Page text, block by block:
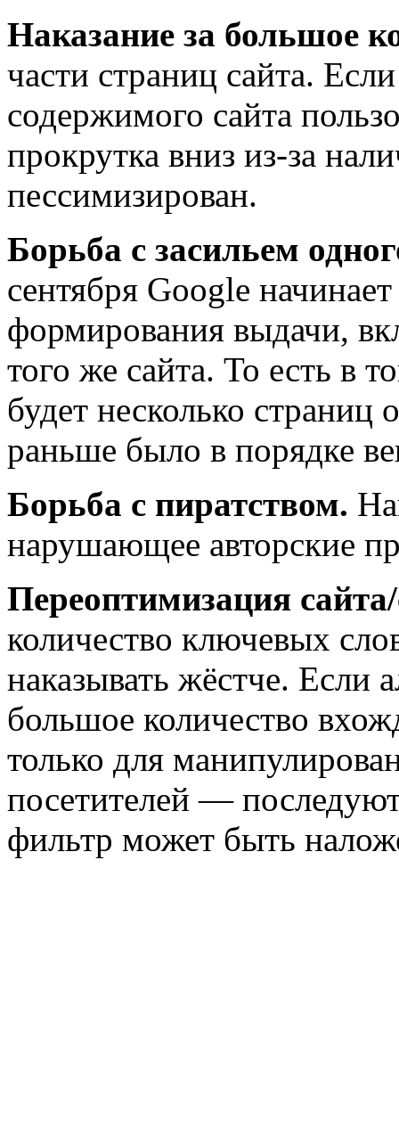
Наказание за большое
части страниц сайта.
содержимого сайта
прокрутка вниз из-за
пессимизирован.
Борьба с засильем
сентября Google
формирования выдачи,
того же сайта. То есть в
будет несколько страниц
раньше было в порядке
Борьба с пиратством.
нарушающее авторские
Переоптимизация
количество ключевых
наказывать жёстче. Если
большое количество
только для
посетителей —
фильтр может быть